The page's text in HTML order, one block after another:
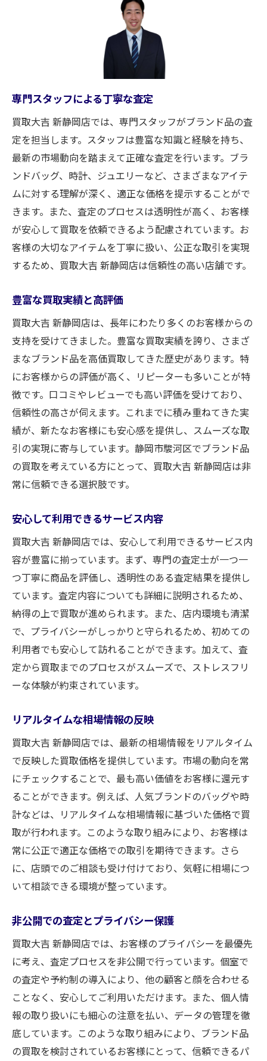
専門スタッフによる丁寧な査定
買取大吉 新静岡店では、専門スタッフがブランド品の査
定を担当します。スタッフは豊富な知識と経験を持ち、
最新の市場動向を踏まえて正確な査定を行います。ブラ
ンドバッグ、時計、ジュエリーなど、さまざまなアイテ
ムに対する理解が深く、適正な価格を提示することがで
きます。また、査定のプロセスは透明性が高く、お客様
が安心して買取を依頼できるよう配慮されています。お
客様の大切なアイテムを丁寧に扱い、公正な取引を実現
するため、買取大吉 新静岡店は信頼性の高い店舗です。
豊富な買取実績と高評価
買取大吉 新静岡店は、長年にわたり多くのお客様からの
支持を受けてきました。豊富な買取実績を誇り、さまざ
まなブランド品を高価買取してきた歴史があります。特
にお客様からの評価が高く、リピーターも多いことが特
徴です。口コミやレビューでも高い評価を受けており、
信頼性の高さが伺えます。これまでに積み重ねてきた実
績が、新たなお客様にも安心感を提供し、スムーズな取
引の実現に寄与しています。静岡市駿河区でブランド品
の買取を考えている方にとって、買取大吉 新静岡店は非
常に信頼できる選択肢です。
安心して利用できるサービス内容
買取大吉 新静岡店では、安心して利用できるサービス内
容が豊富に揃っています。まず、専門の査定士が一つ一
つ丁寧に商品を評価し、透明性のある査定結果を提供し
ています。査定内容についても詳細に説明されるため、
納得の上で買取が進められます。また、店内環境も清潔
で、プライバシーがしっかりと守られるため、初めての
利用者でも安心して訪れることができます。加えて、査
定から買取までのプロセスがスムーズで、ストレスフリ
ーな体験が約束されています。
リアルタイムな相場情報の反映
買取大吉 新静岡店では、最新の相場情報をリアルタイム
で反映した買取価格を提供しています。市場の動向を常
にチェックすることで、最も高い価値をお客様に還元す
ることができます。例えば、人気ブランドのバッグや時
計などは、リアルタイムな相場情報に基づいた価格で買
取が行われます。このような取り組みにより、お客様は
常に公正で適正な価格での取引を期待できます。さら
に、店頭でのご相談も受け付けており、気軽に相場につ
いて相談できる環境が整っています。
非公開での査定とプライバシー保護
買取大吉 新静岡店では、お客様のプライバシーを最優先
に考え、査定プロセスを非公開で行っています。個室で
の査定や予約制の導入により、他の顧客と顔を合わせる
ことなく、安心してご利用いただけます。また、個人情
報の取り扱いにも細心の注意を払い、データの管理を徹
底しています。このような取り組みにより、ブランド品
の買取を検討されているお客様にとって、信頼できるパ